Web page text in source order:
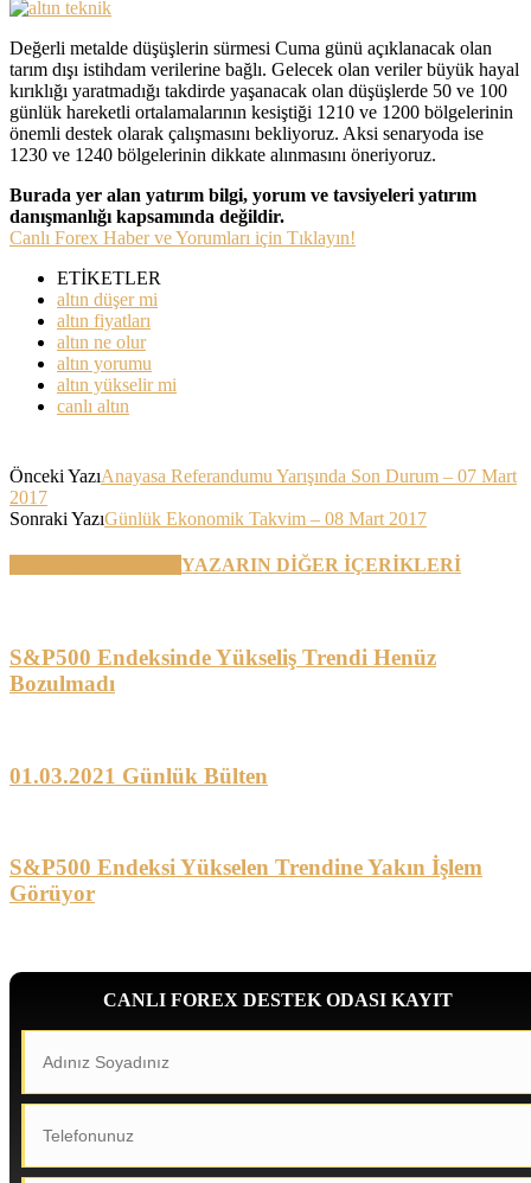
Değerli metalde düşüşlerin sürmesi Cuma günü açıklanacak olan
tarım dışı istihdam verilerine bağlı. Gelecek olan veriler büyük hayal
kırıklığı yaratmadığı takdirde yaşanacak olan düşüşlerde 50 ve 100
günlük hareketli ortalamalarının kesiştiği 1210 ve 1200 bölgelerinin
önemli destek olarak çalışmasını bekliyoruz. Aksi senaryoda ise
1230 ve 1240 bölgelerinin dikkate alınmasını öneriyoruz.
Burada yer alan yatırım bilgi, yorum ve tavsiyeleri yatırım
danışmanlığı kapsamında değildir.
Canlı Forex Haber ve Yorumları için Tıklayın!
ETİKETLER
altın düşer mi
altın fiyatları
altın ne olur
altın yorumu
altın yükselir mi
canlı altın
Önceki YazıAnayasa Referandumu Yarışında Son Durum – 07 Mart
2017
Sonraki YazıGünlük Ekonomik Takvim – 08 Mart 2017
YAZARIN DİĞER İÇERİKLERİ
S&P500 Endeksinde Yükseliş Trendi Henüz
Bozulmadı
01.03.2021 Günlük Bülten
S&P500 Endeksi Yükselen Trendine Yakın İşlem
Görüyor
CANLI FOREX DESTEK ODASI KAYIT